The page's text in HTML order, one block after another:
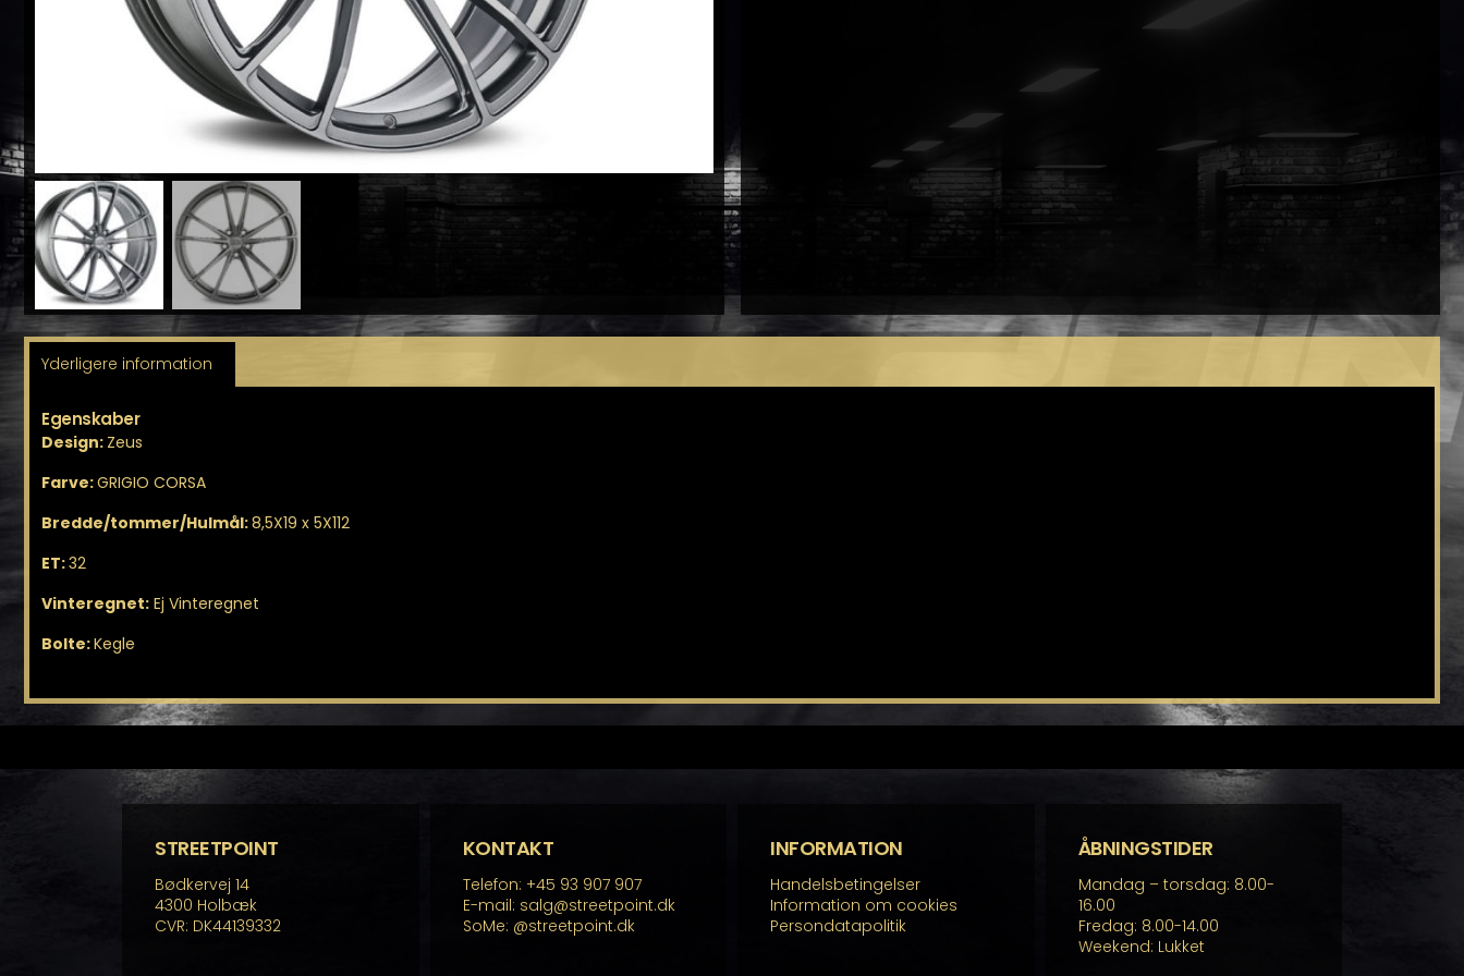
Yderligere information
Egenskaber
Design: Zeus
Farve:GRIGIO CORSA
Bredde/tommer/Hulmål:8,5X19 x 5X112
ET:32
Vinteregnet: Ej Vinteregnet
Bolte:Kegle
STREETPOINT
Bødkervej 14
4300 Holbæk
CVR: DK44139332
KONTAKT
Telefon: +45 93 907 907
E-mail: salg@streetpoint.dk
SoMe: @streetpoint.dk
INFORMATION
Handelsbetingelser
Information om cookies
Persondatapolitik
ÅBNINGSTIDER
Mandag – torsdag: 8.00-
16.00
Fredag: 8.00-14.00
Weekend: Lukket